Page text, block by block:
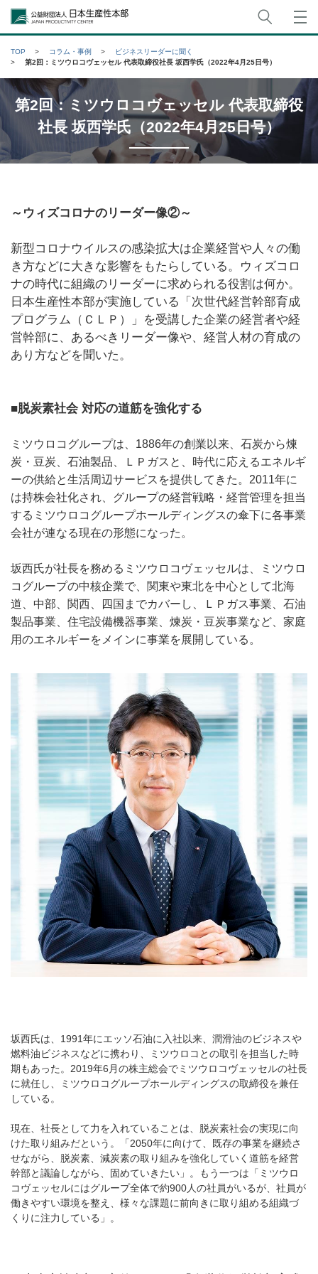
公益財団法人日本生産性本部
TOP コラム・事例
ビジネスリーダーに聞く
第2回：ミツウロコヴェッセル 代表取締役社長 坂西学氏（2022年4月25日号）
第2回：ミツウロコヴェッセル 代表取締役
社長 坂西学氏（2022年4月25日号）
～ウィズコロナのリーダー像②～
新型コロナウイルスの感染拡大は企業経営や人々の働
き方などに大きな影響をもたらしている。ウィズコロ
ナの時代に組織のリーダーに求められる役割は何か。
日本生産性本部が実施している「次世代経営幹部育成
プログラム（ＣＬＰ）」を受講した企業の経営者や経
営幹部に、あるべきリーダー像や、経営人材の育成の
あり方などを聞いた。
■脱炭素社会 対応の道筋を強化する
ミツウロコグループは、1886年の創業以来、石炭から煉
炭・豆炭、石油製品、ＬＰガスと、時代に応えるエネルギ
ーの供給と生活周辺サービスを提供してきた。2011年に
は持株会社化され、グループの経営戦略・経営管理を担当
するミツウロコグループホールディングスの傘下に各事業
会社が連なる現在の形態になった。
坂西氏が社長を務めるミツウロコヴェッセルは、ミツウロ
コグループの中核企業で、関東や東北を中心として北海
道、中部、関西、四国までカバーし、ＬＰガス事業、石油
製品事業、住宅設備機器事業、煉炭・豆炭事業など、家庭
用のエネルギーをメインに事業を展開している。
坂西氏は、1991年にエッソ石油に入社以来、潤滑油のビジネスや
燃料油ビジネスなどに携わり、ミツウロコとの取引を担当した時
期もあった。2019年6月の株主総会でミツウロコヴェッセルの社長
に就任し、ミツウロコグループホールディングスの取締役を兼任
している。
現在、社長として力を入れていることは、脱炭素社会の実現に向
けた取り組みだという。「2050年に向けて、既存の事業を継続さ
せながら、脱炭素、減炭素の取り組みを強化していく道筋を経営
幹部と議論しながら、固めていきたい」。もう一つは「ミツウロ
コヴェッセルにはグループ全体で約900人の社員がいるが、社員が
働きやすい環境を整え、様々な課題に前向きに取り組める組織づ
くりに注力している」。